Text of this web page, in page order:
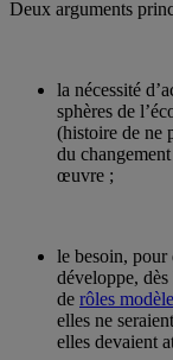
Deux arguments
la nécessité
sphères de
(histoire de ne
du
œuvre ;
le besoin, pour
développe,
de rôles
elles ne
elles devaient